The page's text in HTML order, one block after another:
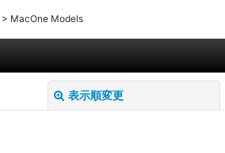
> MacOne Models
表示順変更